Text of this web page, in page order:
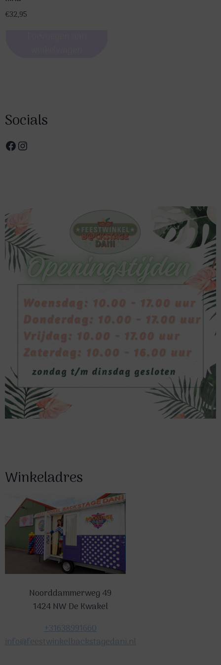
€32,95
Socials
Facebook
Instagram
Winkeladres
Noorddammerweg 49
1424 NW De Kwakel
+31638991660
info@feestwinkelbackstagedani.nl